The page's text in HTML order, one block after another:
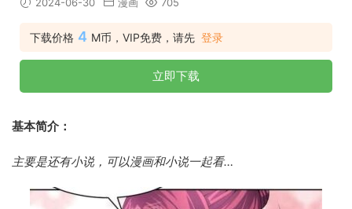
下载价格 4 M币，VIP免费，请先 登录
立即下载
基本简介：
主要是还有小说，可以漫画和小说一起看…